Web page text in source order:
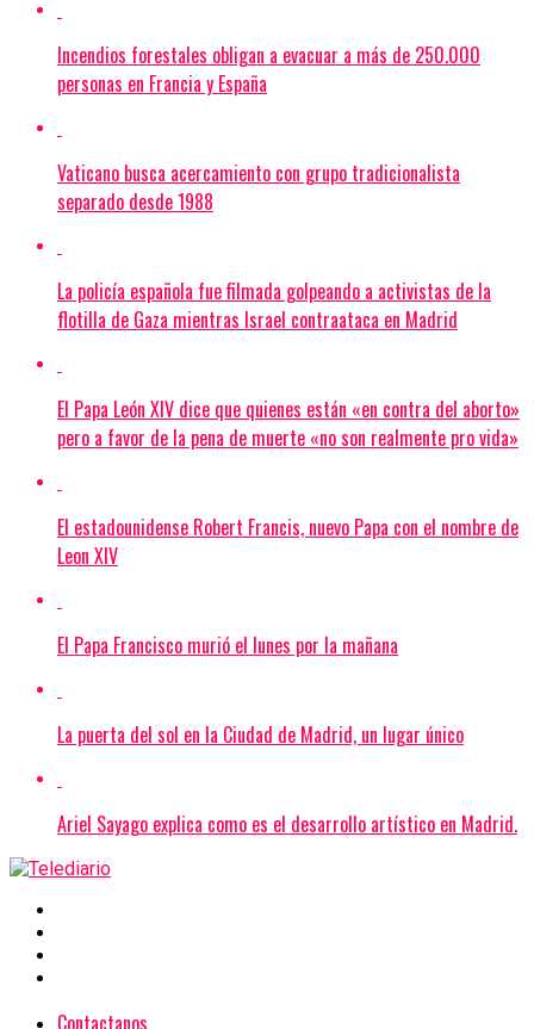
Incendios forestales obligan a evacuar a más de 250.000
personas en Francia y España
Vaticano busca acercamiento con grupo tradicionalista
separado desde 1988
La policía española fue filmada golpeando a activistas de la
flotilla de Gaza mientras Israel contraataca en Madrid
El Papa León XIV dice que quienes están «en contra del aborto»
pero a favor de la pena de muerte «no son realmente pro vida»
El estadounidense Robert Francis, nuevo Papa con el nombre de
Leon XIV
El Papa Francisco murió el lunes por la mañana
La puerta del sol en la Ciudad de Madrid, un lugar único
Ariel Sayago explica como es el desarrollo artístico en Madrid.
Contactanos